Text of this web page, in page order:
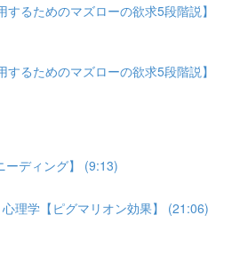
するためのマズローの欲求5段階説】
するためのマズローの欲求5段階説】
ーディング】 (9:13)
理学【ピグマリオン効果】 (21:06)